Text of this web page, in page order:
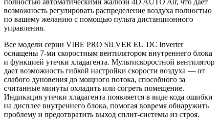
возможность регулировать распределение воздуха полностью
по вашему желанию с помощью пульта дистанционного
управления.
Все модели серии VIBE PRO SILVER EU DC Inverter
оснащены 7-ми скоростным вентилятором внутреннего блока
и функцией утечки хладагента. Мультискоростной вентилятор
дает возможность гибкой настройки скорости воздуха — от
слабого дуновения до мощного потока, способного за
считанные минуты охладить или согреть помещение.
Индикация утечки хладагента появляется в виде кода ошибки
на дисплее внутреннего блока, помогая вовремя обнаружить
проблему и предотвратить выход сплит-системы из строя.